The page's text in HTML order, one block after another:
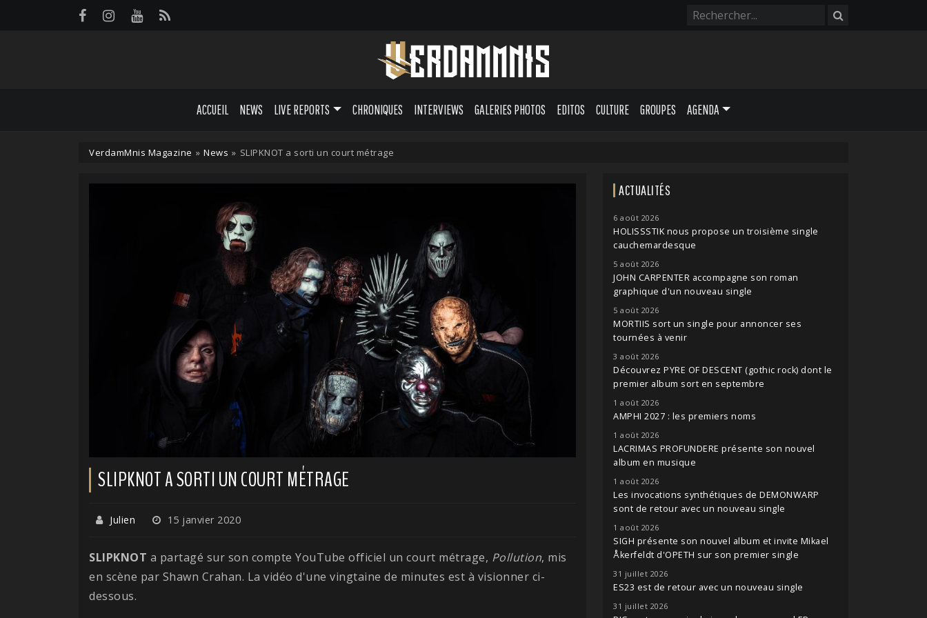
ACCUEIL NEWS LIVE REPORTS CHRONIQUES INTERVIEWS GALERIES PHOTOS EDITOS CULTURE GROUPES AGENDA
VerdamMnis Magazine » News » SLIPKNOT a sorti un court métrage
SLIPKNOT A SORTI UN COURT MÉTRAGE
Julien 15 janvier 2020
SLIPKNOT a partagé sur son compte YouTube officiel un court métrage, Pollution, mis
en scène par Shawn Crahan. La vidéo d'une vingtaine de minutes est à visionner ci-
dessous.
ACTUALITÉS
6 août 2026
HOLISSSTIK nous propose un troisième single
cauchemardesque
5 août 2026
JOHN CARPENTER accompagne son roman
graphique d'un nouveau single
5 août 2026
MORTIIS sort un single pour annoncer ses
tournées à venir
3 août 2026
Découvrez PYRE OF DESCENT (gothic rock) dont le
premier album sort en septembre
1 août 2026
AMPHI 2027 : les premiers noms
1 août 2026
LACRIMAS PROFUNDERE présente son nouvel
album en musique
1 août 2026
Les invocations synthétiques de DEMONWARP
sont de retour avec un nouveau single
1 août 2026
SIGH présente son nouvel album et invite Mikael
Åkerfeldt d'OPETH sur son premier single
31 juillet 2026
ES23 est de retour avec un nouveau single
31 juillet 2026
Panneau de gestion des cookies